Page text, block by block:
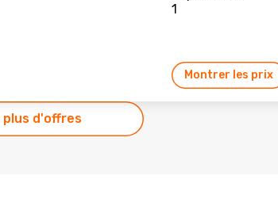
Montrer les prix
plus d'offres